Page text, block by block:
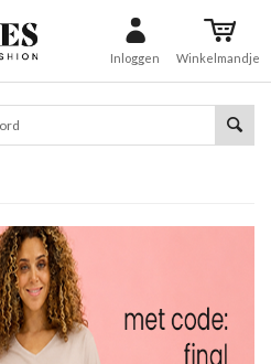
Inloggen Winkelmandje